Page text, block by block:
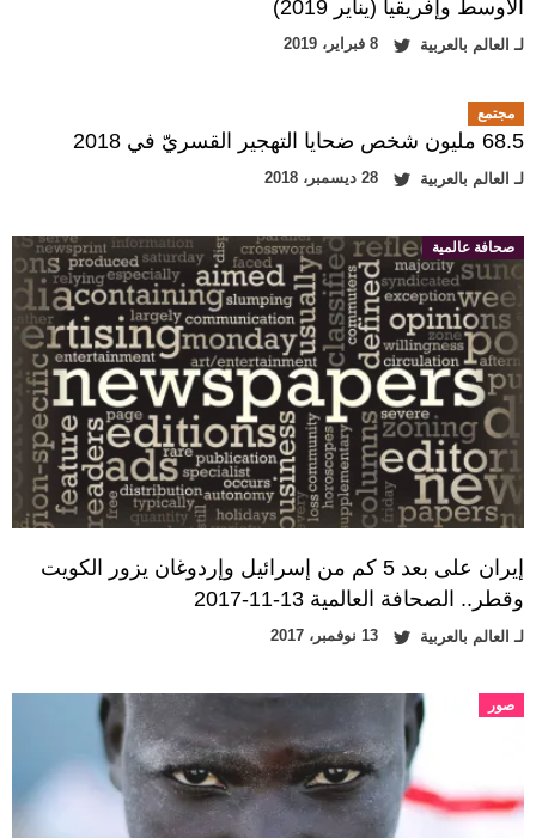
الأوسط وإفريقيا (يناير 2019)
لـ العالم بالعربية 8 فبراير، 2019
مجتمع
68.5 مليون شخص ضحايا التهجير القسريّ في 2018
لـ العالم بالعربية 28 ديسمبر، 2018
صحافة عالمية
إيران على بعد 5 كم من إسرائيل وإردوغان يزور الكويت
وقطر.. الصحافة العالمية 13-11-2017
لـ العالم بالعربية 13 نوفمبر، 2017
صور